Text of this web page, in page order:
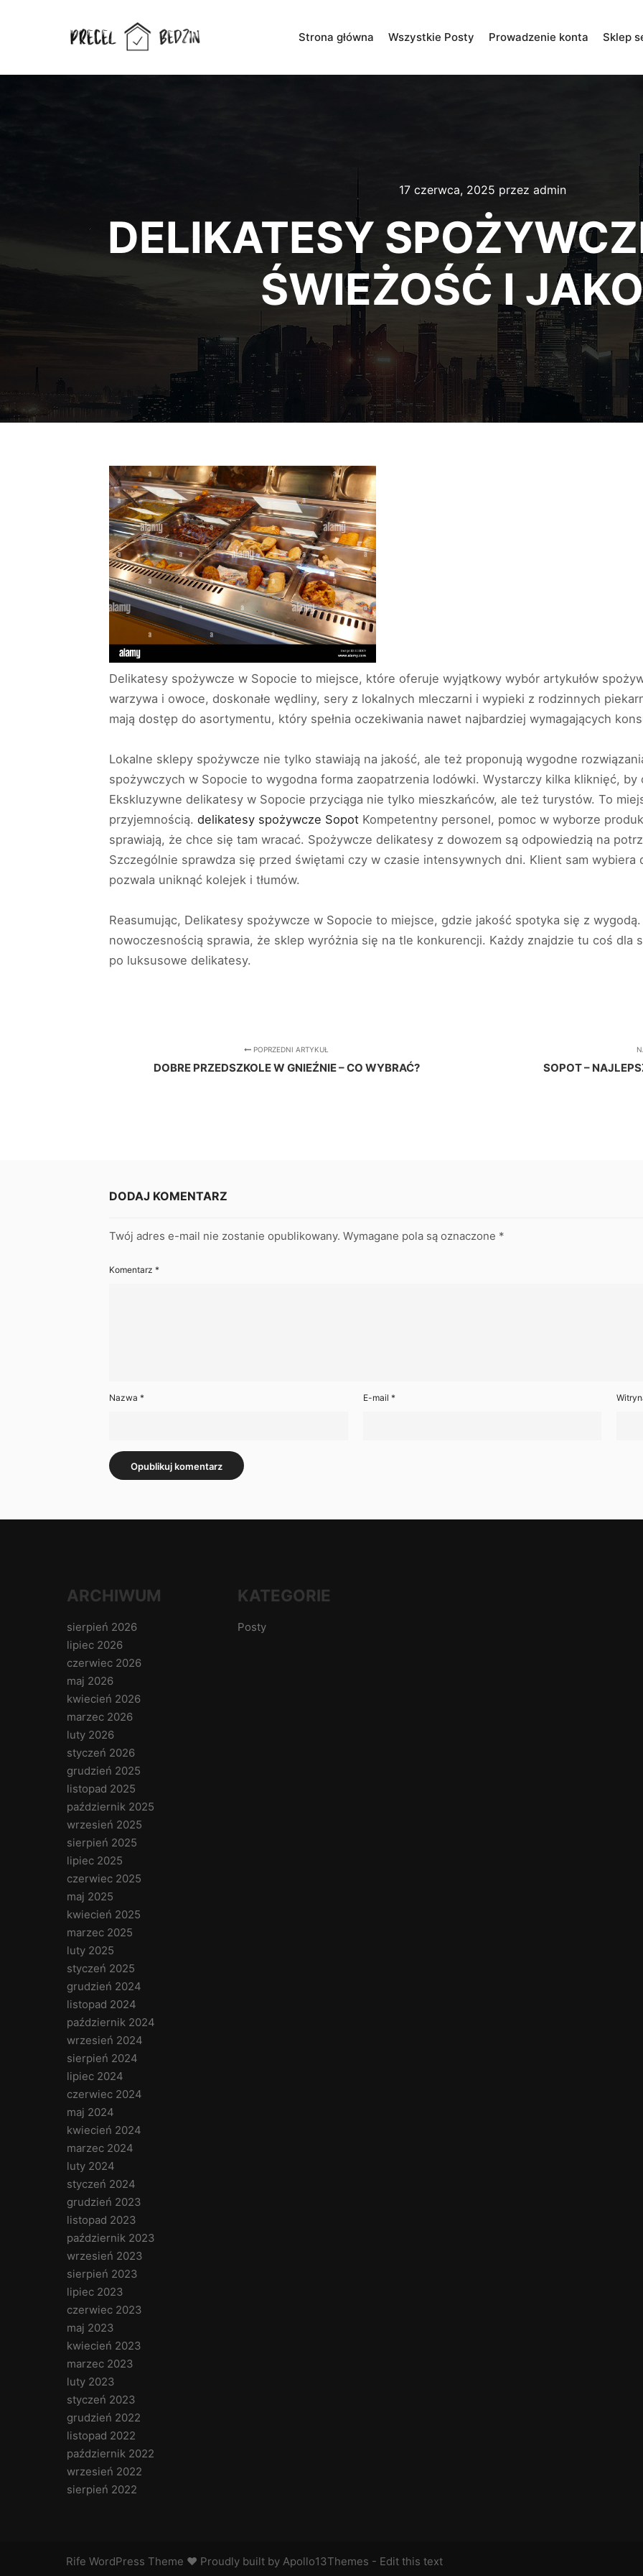
Strona główna Wszystkie Posty Prowadzenie konta Sklep
17 czerwca, 2025 przez admin
DELIKATESY
ŚWIEŻOŚĆ I
Delikatesy spożywcze w Sopocie to miejsce, które oferuje wyjątkowy wybór artykułów
warzywa i owoce, doskonałe wędliny, sery z lokalnych mleczarni i wypieki z rodzinnych
mają dostęp do asortymentu, który spełnia oczekiwania nawet najbardziej wymagających
Lokalne sklepy spożywcze nie tylko stawiają na jakość, ale też proponują wygodne
spożywczych w Sopocie to wygodna forma zaopatrzenia lodówki. Wystarczy kilka kliknięć, by
Ekskluzywne delikatesy w Sopocie przyciąga nie tylko mieszkańców, ale też turystów. To
przyjemnością. delikatesy spożywcze Sopot Kompetentny personel, pomoc w wyborze
sprawiają, że chce się tam wracać. Spożywcze delikatesy z dowozem są odpowiedzią na
Szczególnie sprawdza się przed świętami czy w czasie intensywnych dni. Klient sam wybiera
pozwala uniknąć kolejek i tłumów.
Reasumując, Delikatesy spożywcze w Sopocie to miejsce, gdzie jakość spotyka się z
nowoczesnością sprawia, że sklep wyróżnia się na tle konkurencji. Każdy znajdzie tu coś dla
po luksusowe delikatesy.
POPRZEDNI ARTYKUŁ
DOBRE PRZEDSZKOLE W GNIEŹNIE – CO WYBRAĆ? SOPOT –
DODAJ KOMENTARZ
Twój adres e-mail nie zostanie opublikowany. Wymagane pola są oznaczone *
Komentarz *
Nazwa * E-mail *
ARCHIWUM
sierpień 2026
lipiec 2026
czerwiec 2026
maj 2026
kwiecień 2026
marzec 2026
luty 2026
styczeń 2026
grudzień 2025
listopad 2025
październik 2025
wrzesień 2025
sierpień 2025
lipiec 2025
czerwiec 2025
maj 2025
kwiecień 2025
marzec 2025
luty 2025
styczeń 2025
grudzień 2024
listopad 2024
październik 2024
wrzesień 2024
sierpień 2024
lipiec 2024
czerwiec 2024
maj 2024
kwiecień 2024
marzec 2024
luty 2024
styczeń 2024
grudzień 2023
listopad 2023
październik 2023
wrzesień 2023
sierpień 2023
lipiec 2023
czerwiec 2023
maj 2023
kwiecień 2023
marzec 2023
luty 2023
styczeń 2023
grudzień 2022
listopad 2022
październik 2022
wrzesień 2022
sierpień 2022
KATEGORIE
Posty
Rife WordPress Theme ♥ Proudly built by Apollo13Themes - Edit this text